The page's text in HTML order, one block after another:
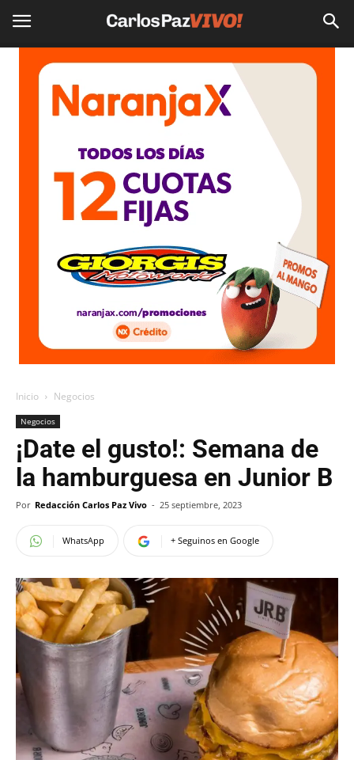
Inicio Negocios
Negocios
¡Date el gusto!: Semana de
la hamburguesa en Junior B
Por Redacción Carlos Paz Vivo - 25 septiembre, 2023
WhatsApp + Seguinos en Google